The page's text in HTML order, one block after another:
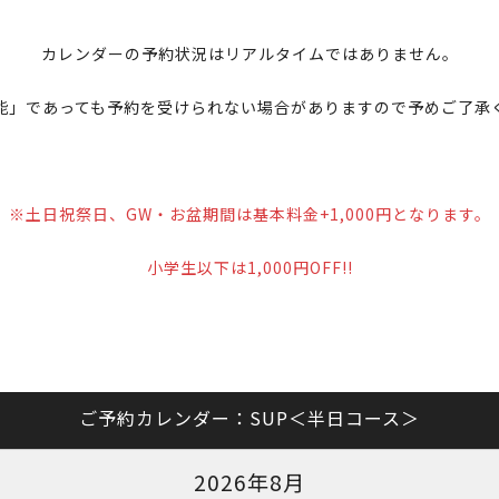
カレンダーの予約状況はリアルタイムではありません。
」であっても予約を受けられない場合がありますので予めご了承
※土日祝祭日、GW・お盆期間は基本料金+1,000円となります。
小学生以下は1,000円OFF!!
ご予約カレンダー：SUP＜半日コース＞
2026年8月